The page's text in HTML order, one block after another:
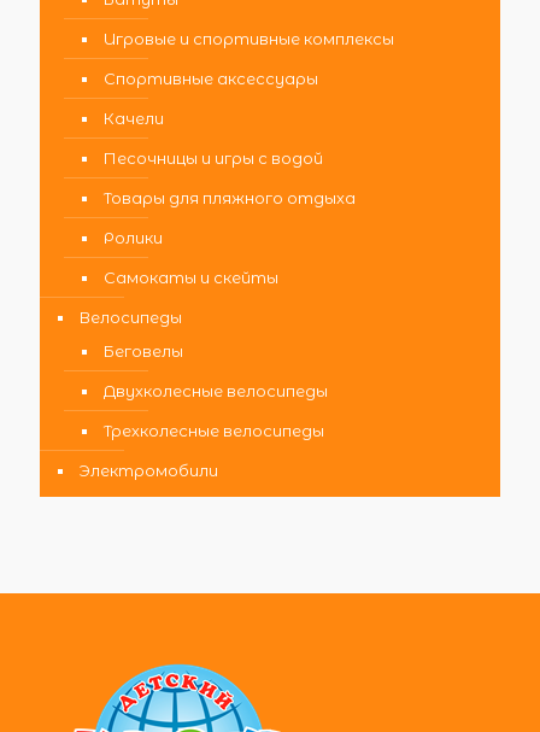
Игровые и спортивные комплексы
Спортивные аксессуары
Качели
Песочницы и игры с водой
Товары для пляжного отдыха
Ролики
Самокаты и скейты
Велосипеды
Беговелы
Двухколесные велосипеды
Трехколесные велосипеды
Электромобили